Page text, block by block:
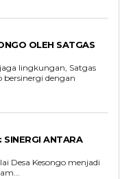
OLEH SATGAS
lingkungan, Satgas
bersinergi dengan
SINERGI ANTARA
Desa Kesongo menjadi